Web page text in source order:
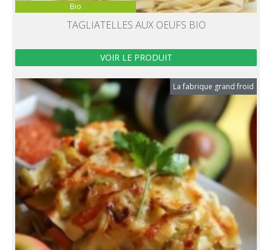
Bio
TAGLIATELLES AUX OEUFS BIO
VOIR LE PRODUIT
La fabrique grand froid